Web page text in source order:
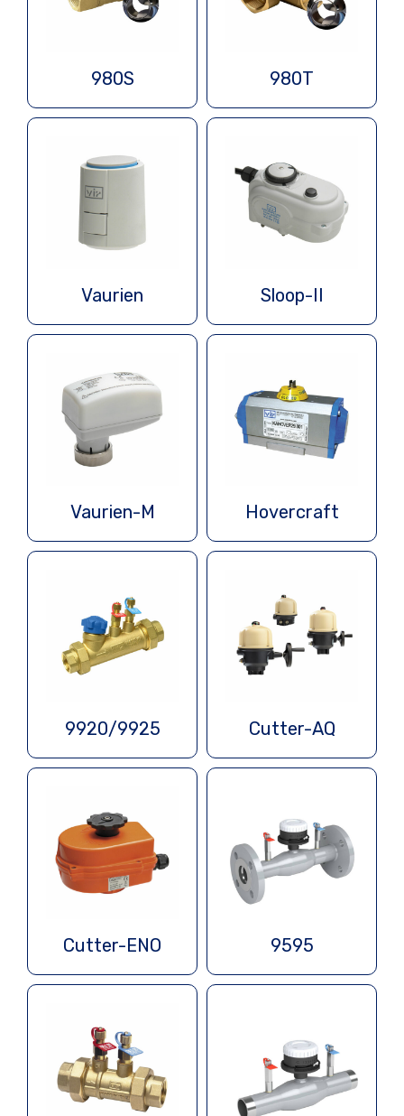
980S 980T
Vaurien Sloop-II
Vaurien-M Hovercraft
9920/9925 Cutter-AQ
Cutter-ENO 9595